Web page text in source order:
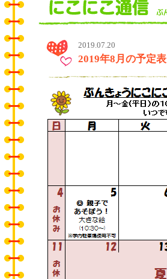
2019.07.20
2019年8月の予定表